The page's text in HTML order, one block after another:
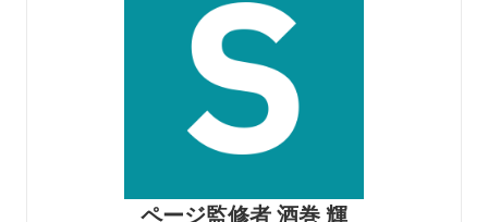
ページ監修者 酒巻 輝